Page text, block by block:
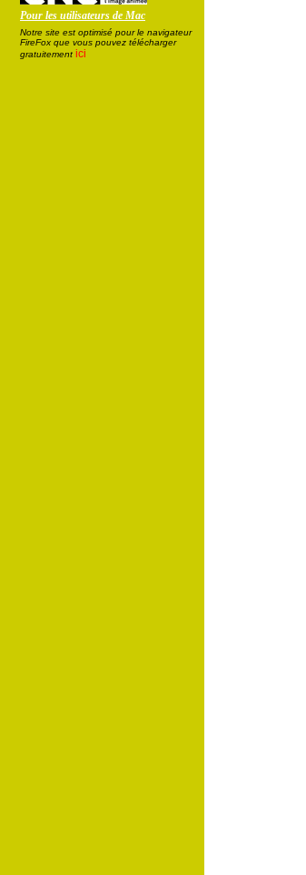
Pour les utilisateurs de Mac
Notre site est optimisé pour le navigateur
FireFox que vous pouvez télécharger
gratuitement ici